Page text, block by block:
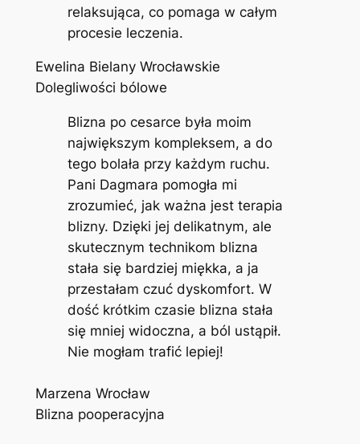
relaksująca, co pomaga w całym
procesie leczenia.
Ewelina Bielany Wrocławskie
Dolegliwości bólowe
Blizna po cesarce była moim
największym kompleksem, a do
tego bolała przy każdym ruchu.
Pani Dagmara pomogła mi
zrozumieć, jak ważna jest terapia
blizny. Dzięki jej delikatnym, ale
skutecznym technikom blizna
stała się bardziej miękka, a ja
przestałam czuć dyskomfort. W
dość krótkim czasie blizna stała
się mniej widoczna, a ból ustąpił.
Nie mogłam trafić lepiej!
Marzena Wrocław
Blizna pooperacyjna